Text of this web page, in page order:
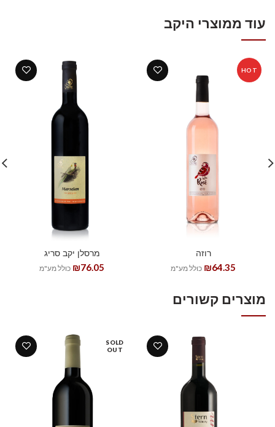
עוד ממוצרי היקב
HOT
רוזה
₪64.35 כולל מע"מ
מרסלן יקב סריג
₪76.05 כולל מע"מ
מוצרים קשורים
SOLD
OUT